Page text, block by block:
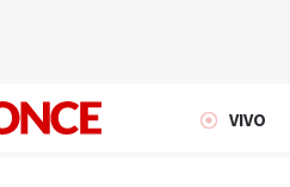
VIVO